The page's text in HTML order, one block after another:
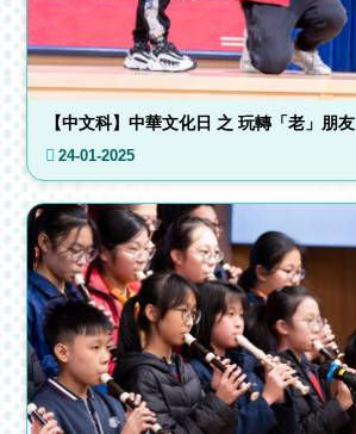
【中文科】中華文化日 之 玩轉「老」朋友
24-01-2025